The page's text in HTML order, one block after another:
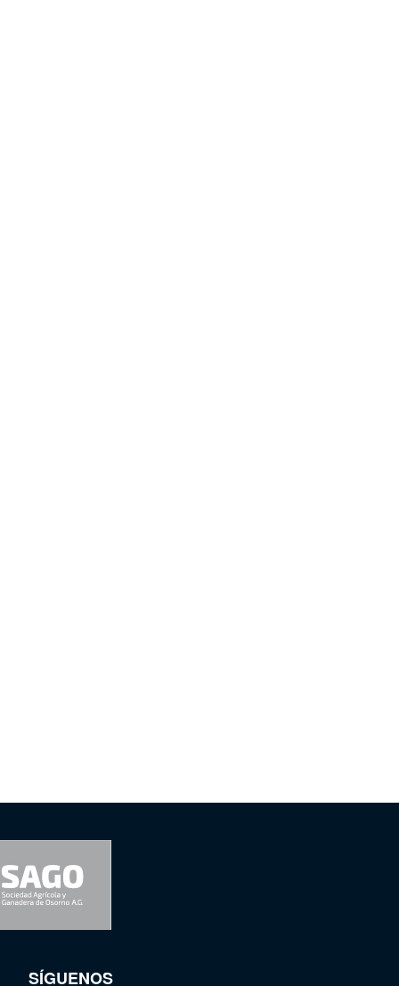
SÍGUENOS